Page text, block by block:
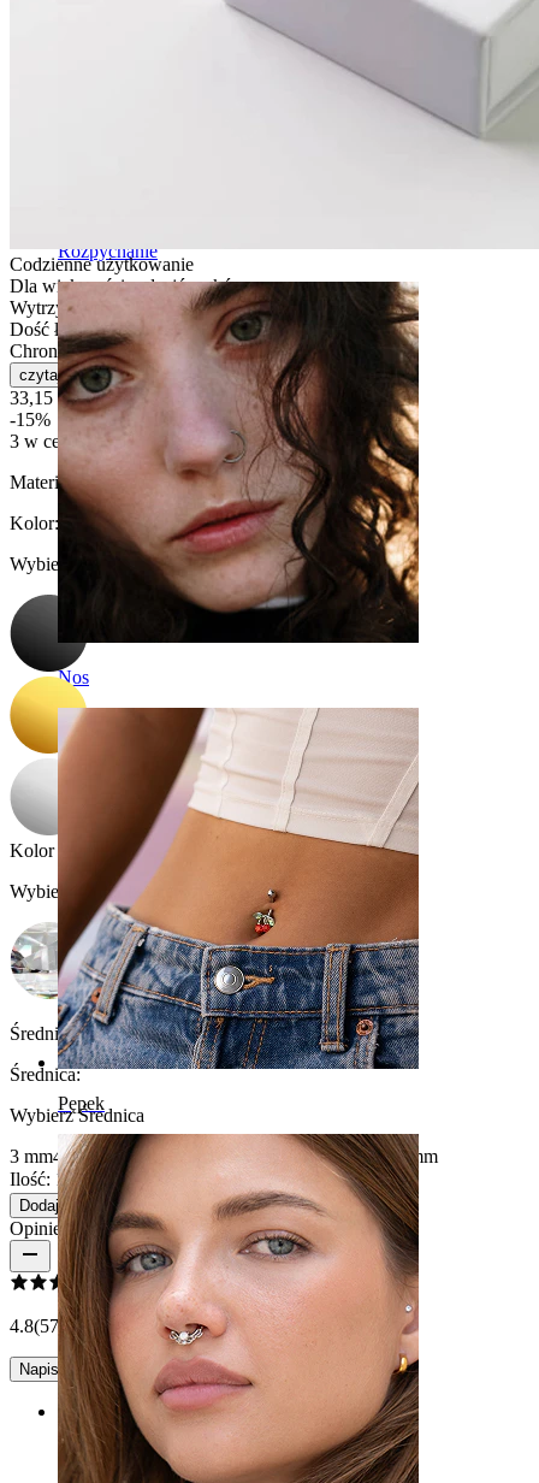
Rozpychanie
Nos
Pępek
Codzienne użytkowanie
Dla większości rodzajów skóry
Wytrzymała
Dość łatwe
Chronić przed wodą
czytaj więcej
33,15 zł39,00 zł
-15%
3 w cenie 2
Materiał:Stal chirurgiczna
Kolor:
Wybierz Kolor
Kolor kamienia
Wybierz Kolor kamienia
Średnica rozpychacza:4 mm.
Średnica:
Wybierz Średnica
3 mm4 mm5 mm6 mm 8 mm10 mm 12 mm14 mm16 mm
Ilość: 1 Zmiana
Dodaj do koszyka
Opinie o produkcie
4.8(57 opinii)
Napisz opinię
Rating